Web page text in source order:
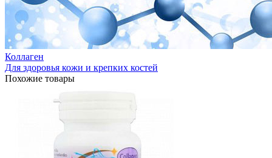
Коллаген
Для здоровья кожи и крепких костей
Похожие товары